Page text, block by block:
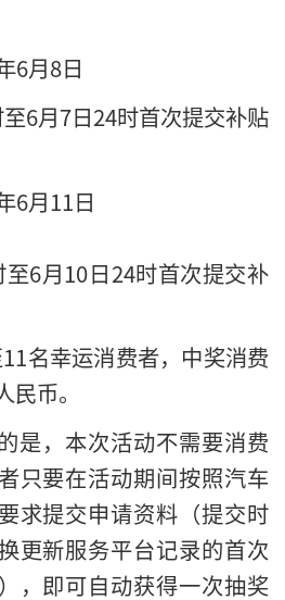
6月8日
6月7日24时首次提交补贴
6月11日
6月10日24时首次提交补
名幸运消费者，中奖消费
币。
是，本次活动不需要消费
只要在活动期间按照汽车
求提交申请资料（提交时
更新服务平台记录的首次
，即可自动获得一次抽奖